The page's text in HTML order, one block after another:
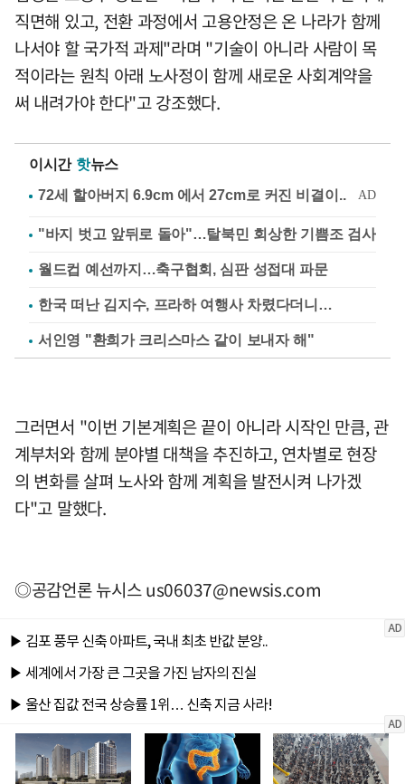
직면해 있고, 전환 과정에서 고용안정은 온 나라가 함께
나서야 할 국가적 과제"라며 "기술이 아니라 사람이 목
적이라는 원칙 아래 노사정이 함께 새로운 사회계약을
써 내려가야 한다"고 강조했다.
이시간 핫뉴스
"바지 벗고 앞뒤로 돌아"…탈북민 회상한 기쁨조 검사
월드컵 예선까지…축구협회, 심판 성접대 파문
한국 떠난 김지수, 프라하 여행사 차렸다더니…
서인영 "환희가 크리스마스 같이 보내자 해"
그러면서 "이번 기본계획은 끝이 아니라 시작인 만큼, 관
계부처와 함께 분야별 대책을 추진하고, 연차별로 현장
의 변화를 살펴 노사와 함께 계획을 발전시켜 나가겠
다"고 말했다.
◎공감언론 뉴시스us06037@newsis.com